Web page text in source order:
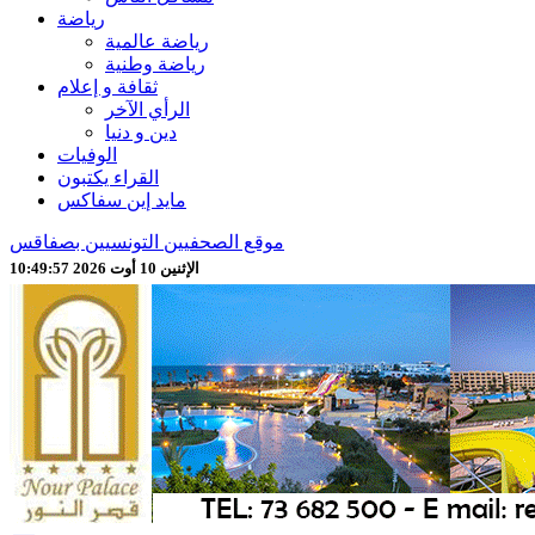
رياضة
رياضة عالمية
رياضة وطنية
ثقافة و إعلام
الرأي الآخر
دين و دنيا
الوفيات
القراء يكتبون
مايد إين سفاكس
موقع الصحفيين التونسيين بصفاقس
الإثنين 10 أوت 2026 10:49:59